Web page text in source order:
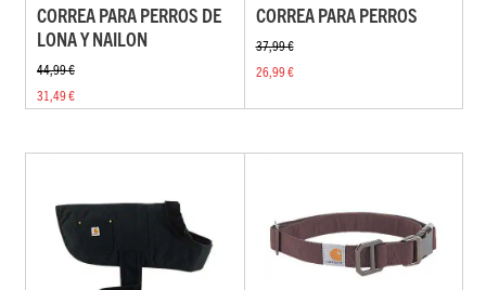
CORREA PARA PERROS DE
LONA Y NAILON
44,99 €
31,49 €
CORREA PARA PERROS
37,99 €
26,99 €